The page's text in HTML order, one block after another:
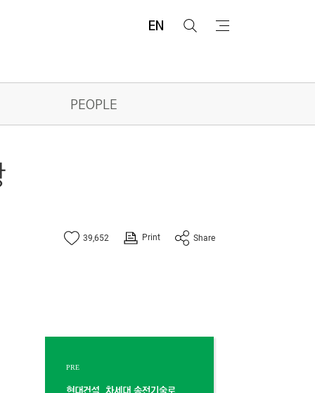
EN
검
PEOPLE
39,652 Print Share
PRE